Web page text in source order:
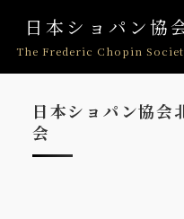
日本ショパン協
The Frederic Chopin
日本ショパン協
会